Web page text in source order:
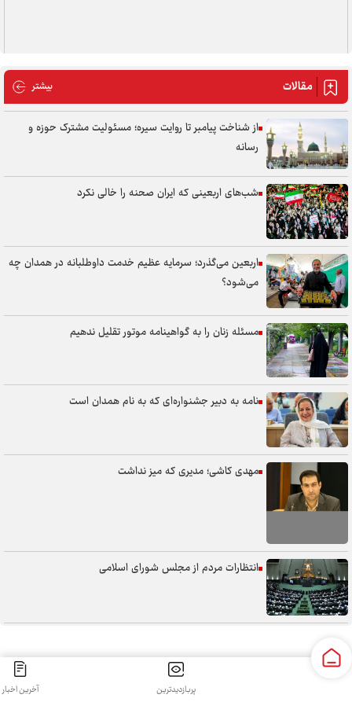
مقالات بیشتر مقالات
از شناخت پیامبر تا روایت سیره؛ مسئولیت مشترک حوزه و
رسانه
شب‌های اربعینی که ایران صحنه را خالی نکرد
اربعین می‌گذرد؛ سرمایه عظیم خدمت داوطلبانه در همدان چه
می‌شود؟
مسئله زنان را به گواهینامه موتور تقلیل ندهیم
نامه به دبیر جشنواره‌ای که به نام همدان است
مهدی کاشی؛ مدیری که میز نداشت
انتظارات مردم از مجلس شورای اسلامی
پربازدیدترین آخرین اخبار